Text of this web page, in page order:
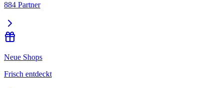
884 Partner
Neue Shops
Frisch entdeckt